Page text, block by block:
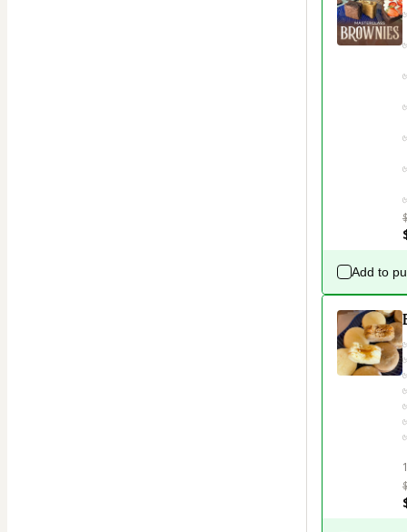
Add to